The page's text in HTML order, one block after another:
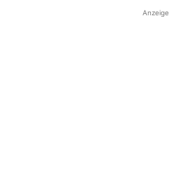
Anzeige